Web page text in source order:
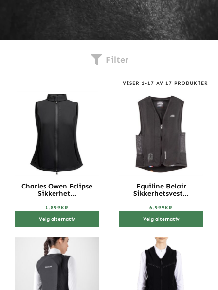
Filter
VISER 1-17 AV 17 PRODUKTER
Charles Owen Eclipse
Sikkerhet...
1.899KR
Velg alternativ
Equiline Belair
Sikkerhetsvest...
6.999KR
Velg alternativ